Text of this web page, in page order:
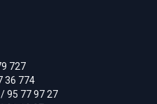
727
36 774
/ 95 77 97 27